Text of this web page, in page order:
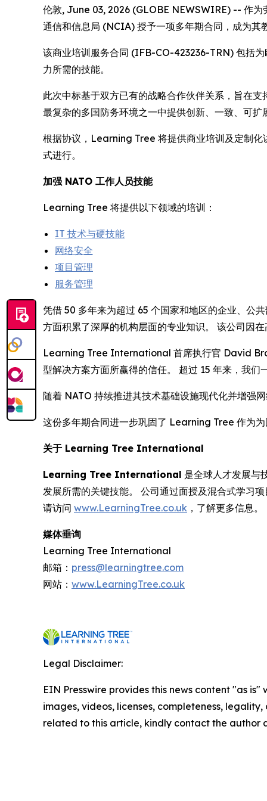
伦敦, June 03, 2026 (GLOBE NEWSWIRE) -- 作
通信和信息局 (NCIA) 授予一项多年期合同，成为其
该商业培训服务合同 (IFB-CO-423236-TRN) 包括
力所需的技能。
此次中标基于双方已有的战略合作伙伴关系，旨在
最复杂的多国防务环境之一中提供创新、一致、可扩
根据协议，Learning Tree 将提供商业培训及定制化
式进行。
加强 NATO 工作人员技能
Learning Tree 将提供以下领域的培训：
IT 技术与硬技能
网络安全
项目管理
服务管理
凭借 50 多年来为超过 65 个国家和地区的企业、公
方面积累了深厚的机构层面的专业知识。 该公司因
Learning Tree International 首席执行官 David
型解决方案方面所赢得的信任。 超过 15 年来，我
随着 NATO 持续推进其技术基础设施现代化并增强
这份多年期合同进一步巩固了 Learning Tree 作为
关于 Learning Tree International
Learning Tree International 是全球人才发展与
发展所需的关键技能。 公司通过面授及混合式学习
请访问 www.LearningTree.co.uk ，了解更多信息。
媒体垂询
Learning Tree International
邮箱： press@learningtree.com
网站： www.LearningTree.co.uk
Legal Disclaimer:
EIN Presswire provides this news content "as
images, videos, licenses, completeness,
related to this article, kindly contact the author